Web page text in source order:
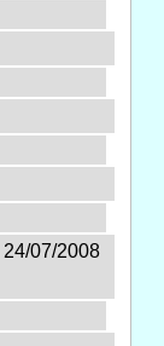
24/07/2008